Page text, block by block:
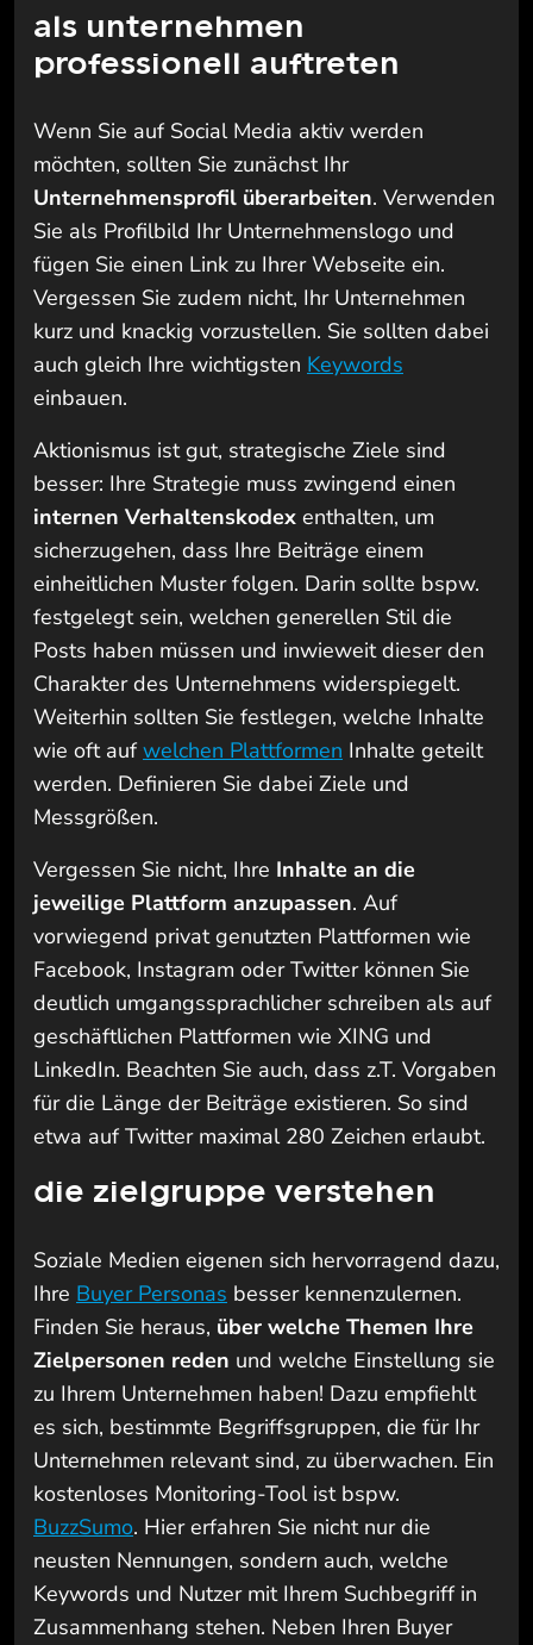
als unternehmen
professionell auftreten
Wenn Sie auf Social Media aktiv werden
möchten, sollten Sie zunächst Ihr
Unternehmensprofil überarbeiten. Verwenden
Sie als Profilbild Ihr Unternehmenslogo und
fügen Sie einen Link zu Ihrer Webseite ein.
Vergessen Sie zudem nicht, Ihr Unternehmen
kurz und knackig vorzustellen. Sie sollten dabei
auch gleich Ihre wichtigsten Keywords
einbauen.
Aktionismus ist gut, strategische Ziele sind
besser: Ihre Strategie muss zwingend einen
internen Verhaltenskodex enthalten, um
sicherzugehen, dass Ihre Beiträge einem
einheitlichen Muster folgen. Darin sollte bspw.
festgelegt sein, welchen generellen Stil die
Posts haben müssen und inwieweit dieser den
Charakter des Unternehmens widerspiegelt.
Weiterhin sollten Sie festlegen, welche Inhalte
wie oft aufwelchen Plattformen Inhalte geteilt
werden. Definieren Sie dabei Ziele und
Messgrößen.
Vergessen Sie nicht, Ihre Inhalte an die
jeweilige Plattform anzupassen. Auf
vorwiegend privat genutzten Plattformen wie
Facebook, Instagram oder Twitter können Sie
deutlich umgangssprachlicher schreiben als auf
geschäftlichen Plattformen wie XING und
LinkedIn. Beachten Sie auch, dass z.T. Vorgaben
für die Länge der Beiträge existieren. So sind
etwa auf Twitter maximal 280 Zeichen erlaubt.
die zielgruppe verstehen
Soziale Medien eigenen sich hervorragend dazu,
Ihre Buyer Personas besser kennenzulernen.
Finden Sie heraus, über welche Themen Ihre
Zielpersonen reden und welche Einstellung sie
zu Ihrem Unternehmen haben! Dazu empfiehlt
es sich, bestimmte Begriffsgruppen, die für Ihr
Unternehmen relevant sind, zu überwachen. Ein
kostenloses Monitoring-Tool ist bspw.
BuzzSumo. Hier erfahren Sie nicht nur die
neusten Nennungen, sondern auch, welche
Keywords und Nutzer mit Ihrem Suchbegriff in
Zusammenhang stehen. Neben Ihren Buyer